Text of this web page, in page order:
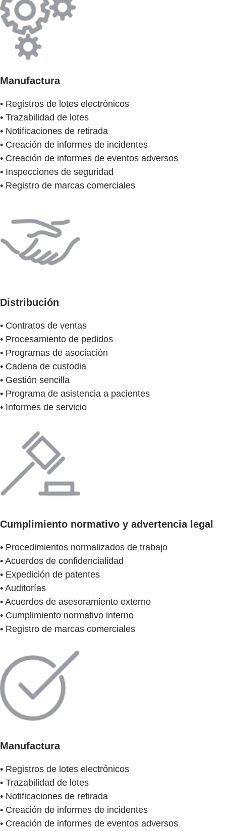
Manufactura
• Registros de lotes electrónicos
• Trazabilidad de lotes
• Notificaciones de retirada
• Creación de informes de incidentes
• Creación de informes de eventos adversos
• Inspecciones de seguridad
• Registro de marcas comerciales
Distribución
• Contratos de ventas
• Procesamiento de pedidos
• Programas de asociación
• Cadena de custodia
• Gestión sencilla
• Programa de asistencia a pacientes
• Informes de servicio
Cumplimiento normativo y advertencia legal
• Procedimientos normalizados de trabajo
• Acuerdos de confidencialidad
• Expedición de patentes
• Auditorías
• Acuerdos de asesoramiento externo
• Cumplimiento normativo interno
• Registro de marcas comerciales
Manufactura
• Registros de lotes electrónicos
• Trazabilidad de lotes
• Notificaciones de retirada
• Creación de informes de incidentes
• Creación de informes de eventos adversos